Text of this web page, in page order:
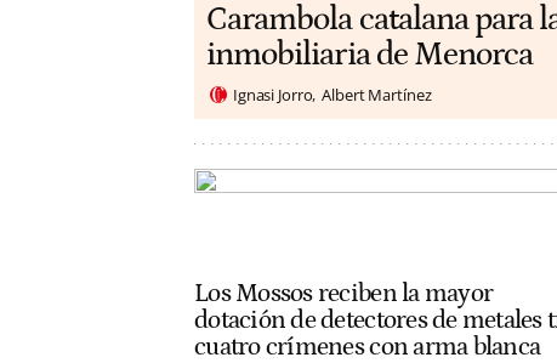
Carambola catalana para
inmobiliaria de Menorca
Ignasi Jorro Albert Martínez
Los Mossos reciben la mayor
dotación de detectores de metales
cuatro crímenes con arma blanca